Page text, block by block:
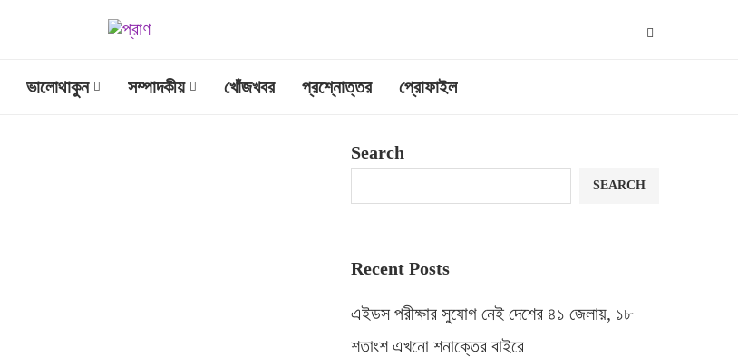
ভালোথাকুন সম্পাদকীয় খোঁজখবর প্রশ্নোত্তর প্রোফাইল
Search
SEARCH
Recent Posts
এইডস পরীক্ষার সুযোগ নেই দেশের ৪১ জেলায়, ১৮
শতাংশ এখনো শনাক্তের বাইরে